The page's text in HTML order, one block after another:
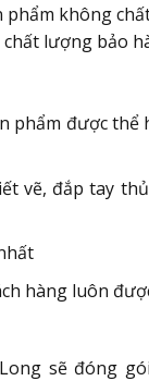
không
lượng bảo
phẩm được
vẽ, đắp tay
hàng luôn
sẽ đóng